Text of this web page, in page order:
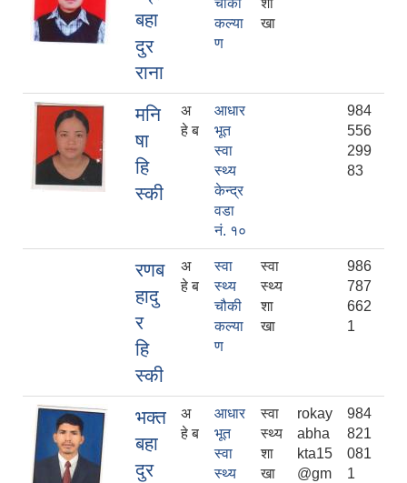
बहा
दुर
राना
चौकी
कल्या
ण
शा
खा
मनि
षा
हि
स्की
अ
हे ब
आधार
भूत
स्वा
स्थ्य
केन्द्र
वडा
नं. १०
984
556
299
83
रणब
हादु
र
हि
स्की
अ
हे ब
स्वा
स्थ्य
चौकी
कल्या
ण
स्वा
स्थ्य
शा
खा
986
787
662
1
भक्त
बहा
दुर
अ
हे ब
आधार
भूत
स्वा
स्थ्य
स्वा
स्थ्य
शा
खा
rokay
abha
kta15
@gm
984
821
081
1